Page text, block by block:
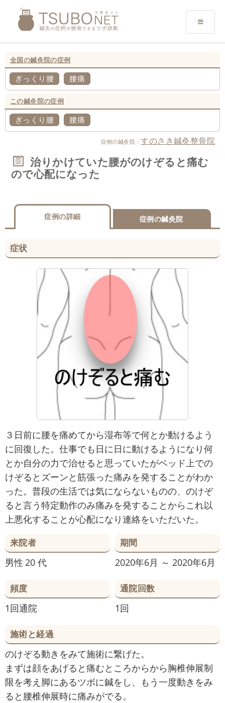
全国の鍼灸院の症例
ぎっくり腰 腰痛
この鍼灸院の症例
ぎっくり腰 腰痛
症例の鍼灸院：すのさき鍼灸整骨院
治りかけていた腰がのけぞると痛む
ので心配になった
症例の詳細 症例の鍼灸院
症状
３日前に腰を痛めてから湿布等で何とか動けるよう
に回復した。仕事でも日に日に動けるようになり何
とか自分の力で治せると思っていたがベッド上での
けぞるとズーンと筋張った痛みを発することがわか
った。普段の生活では気にならないものの、のけぞ
ると言う特定動作のみ痛みを発することからこれ以
上悪化することが心配になり連絡をいただいた。
来院者
男性 20 代
期間
2020年6月 ～ 2020年6月
頻度
1回通院
通院回数
1回
施術と経過
のけぞる動きをみて施術に繋げた。
まずは顔をあげると痛むところからから胸椎伸展制
限を考え脚にあるツボに鍼をし、もう一度動きをみ
ると腰椎伸展時に痛みがでる。